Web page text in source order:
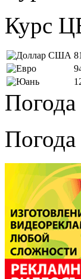
Курс
Погода
Погода